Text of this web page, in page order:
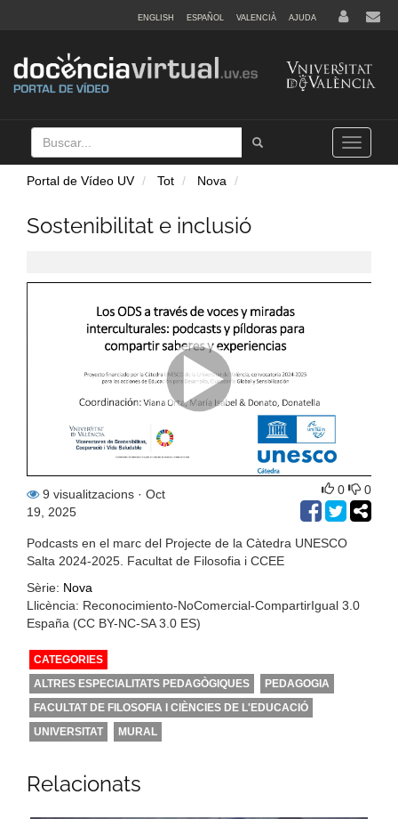
ENGLISH ESPAÑOL VALENCIÀ AJUDA
Buscar
Tramet
Toggle
navigation
Portal de Vídeo UV Tot Nova
Sostenibilitat e inclusió
9 visualitzacions · Oct
19, 2025
0 0
Podcasts en el marc del Projecte de la Càtedra UNESCO
Salta 2024-2025. Facultat de Filosofia i CCEE
Sèrie: Nova
Llicència: Reconocimiento-NoComercial-CompartirIgual 3.0
España (CC BY-NC-SA 3.0 ES)
CATEGORIES
ALTRES ESPECIALITATS PEDAGÒGIQUES
PEDAGOGIA
FACULTAT DE FILOSOFIA I CIÈNCIES DE L'EDUCACIÓ
UNIVERSITAT
MURAL
Relacionats